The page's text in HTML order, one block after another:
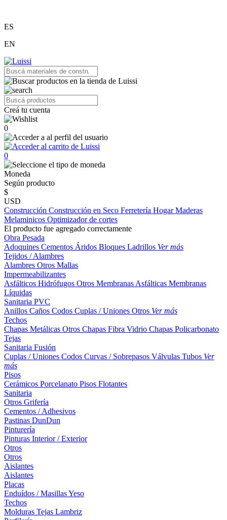
ES
EN
Creá tu cuenta
0
0
Moneda
Según producto
$
USD
Construcción Construcción en Seco Ferretería HogarMaderas
Melaminicos Optimizador de cortes
El producto fue agregado correctamente
Obra Pesada
Adoquines Cementos Áridos Bloques Ladrillos Ver más
Tejidos / Alambres
Alambres Otros Mallas
Impermeabilizantes
Asfálticos Hidrófugos Otros Membranas Asfálticas Membranas
Líquidas
Sanitaria PVC
Anillos Caños Codos Cuplas / Uniones Otros Ver más
Techos
Chapas Metálicas Otros Chapas Fibra Vidrio Chapas Policarbonato
Tejas
Sanitaria Fusión
Cuplas / Uniones Codos Curvas / Sobrepasos Válvulas Tubos Ver
más
Pisos
Cerámicos Porcelanato Pisos Flotantes
Sanitaria
Otros Grifería
Cementos / Adhesivos
Pastinas DunDun
Pinturería
Pinturas Interior / Exterior
Otros
Otros
Aislantes
Aislantes
Placas
Enduídos / MasillasYeso
Techos
Molduras Tejas Lambriz